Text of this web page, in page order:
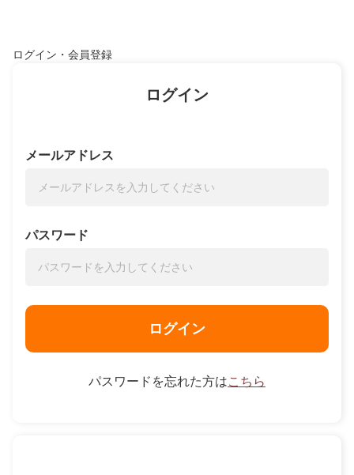
ログイン・会員登録
ログイン
メールアドレス
パスワード
ログイン
パスワードを忘れた方はこちら